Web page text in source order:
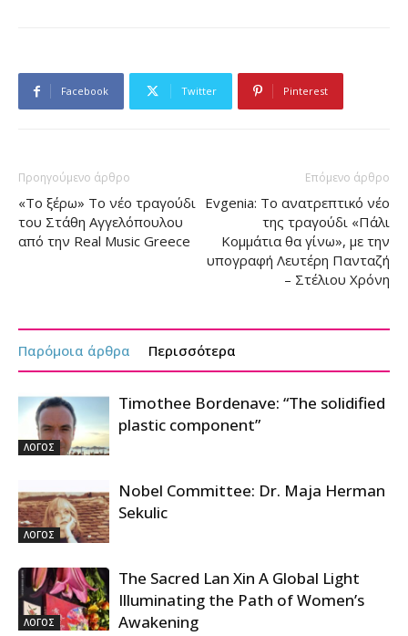
Facebook Twitter Pinterest
Προηγούμενο άρθρο
«Το ξέρω» Το νέο τραγούδι
του Στάθη Αγγελόπουλου
από την Real Music Greece
Επόμενο άρθρο
Evgenia: Το ανατρεπτικό νέο
της τραγούδι «Πάλι
Κομμάτια θα γίνω», με την
υπογραφή Λευτέρη Πανταζή
– Στέλιου Χρόνη
Παρόμοια άρθρα Περισσότερα
ΛΟΓΟΣ
Timothee Bordenave: “The solidified
plastic component”
ΛΟΓΟΣ
Nobel Committee: Dr. Maja Herman
Sekulic
ΛΟΓΟΣ
The Sacred Lan Xin A Global Light
Illuminating the Path of Women’s
Awakening